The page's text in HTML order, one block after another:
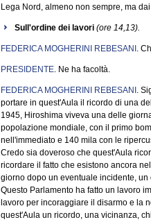
Lega Nord, almeno non sempre, ma
Sull'ordine dei lavori (ore 14,13).
FEDERICA MOGHERINI REBESANI .
PRESIDENTE. Ne ha facoltà.
FEDERICA MOGHERINI REBESANI .
portare in quest'Aula il ricordo di una
1945, Hiroshima viveva una delle
popolazione mondiale, con il primo
nell'immediato e 140 mila con le
Credo sia doveroso che quest'Aula
ricordare il fatto che esistono ancora
giorno dopo un eventuale incidente,
Questo Parlamento ha fatto un lavoro
lavoro per incoraggiare il disarmo e la
quest'Aula un ricordo, una vicinanza,